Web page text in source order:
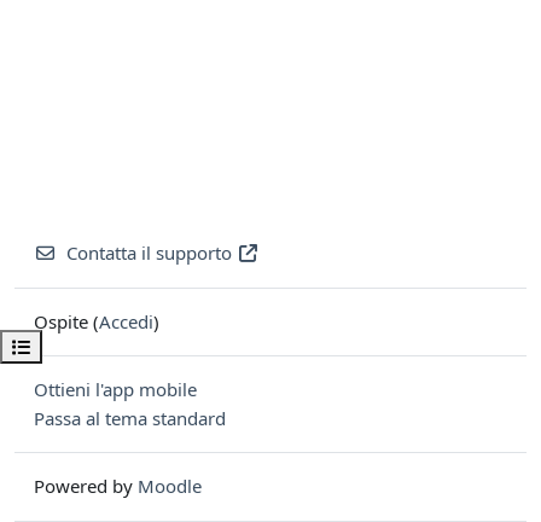
Apri indice del corso
Contatta il supporto
Ospite (Accedi)
Ottieni l'app mobile
Passa al tema standard
Powered by Moodle